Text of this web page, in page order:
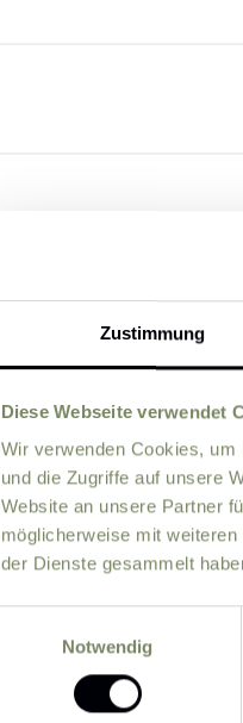
Zustimmung
Diese Webseite verwendet
Wir verwenden Cookies,
und die Zugriffe auf unsere
Website an unsere Partner
möglicherweise mit
der Dienste gesammelt
Notwendig